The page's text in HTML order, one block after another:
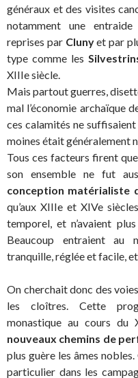
généraux et des visites
notamment une
reprises par Clunyet par
type comme les
XIIIe siècle.
Mais partout guerres,
mal l’économie archaïque
ces calamités ne
moines était généralement
Tous ces facteurs firent
son ensemble ne fut
conception matérialiste
qu’aux XIIIe et XIVe
temporel, et n’avaient
Beaucoup entraient au
tranquille, réglée et facile,
On cherchait donc des
les cloîtres. Cette
monastique au cours
nouveaux chemins de
plus guère les âmes
particulier dans les